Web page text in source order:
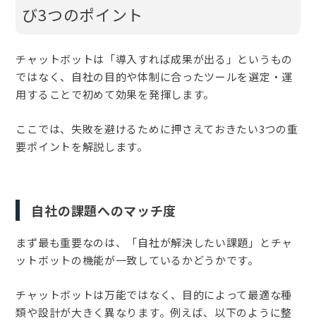
び3つのポイント
チャットボットは「導入すれば成果が出る」というもの
ではなく、自社の目的や体制に合ったツールを選定・運
用することで初めて効果を発揮します。
ここでは、失敗を避けるために押さえておきたい3つの重
要ポイントを解説します。
自社の課題へのマッチ度
まず最も重要なのは、「自社が解決したい課題」とチャ
ットボットの機能が一致しているかどうかです。
チャットボットは万能ではなく、目的によって最適な種
類や設計が大きく異なります。例えば、以下のように整